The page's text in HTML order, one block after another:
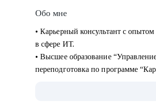
Обо мне
• Карьерный консультант с
в сфере ИТ.
• Высшее образование
переподготовка по программе